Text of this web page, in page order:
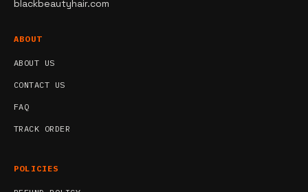
blackbeautyhair.com
ABOUT
ABOUT US
CONTACT US
FAQ
TRACK ORDER
POLICIES